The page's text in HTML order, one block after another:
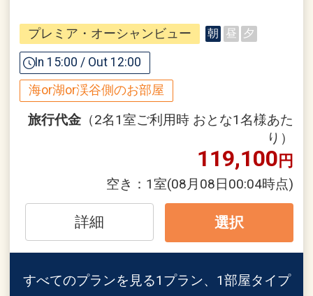
ホテルからのおもてなし
●ウェルカムドリンク付（滞在中１回）
●お部屋にウェルカムアメニティをご用
意しています。
※屋外プールは12月～2月の間ご利用対
象外となります。（時期によっては一部
有料となります。詳細はホテルホームペ
ージにてご確認ください。）
滞在中のお客さまがイブニングの時間を
プレミア・オーシャンビュー 朝 昼 夕
In 15:00 / Out 12:00
海or湖or渓谷側のお部屋
旅行代金 （2名1室ご利用時 おとな1名様あた
り）
119,100円
空き： 1室(08月08日00:04時点)
詳細 選択
すべてのプランを見る1プラン、1部屋タイプ